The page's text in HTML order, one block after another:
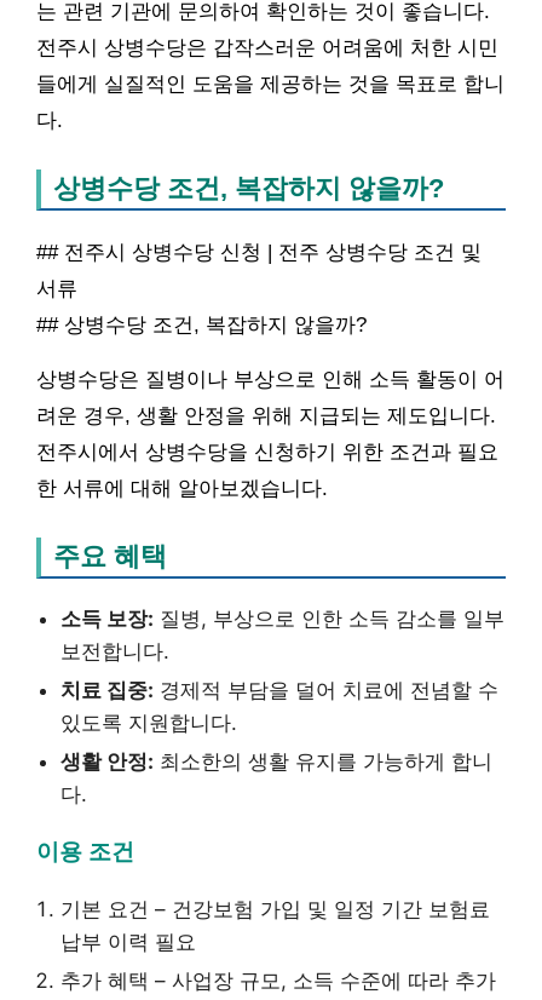
는 관련 기관에 문의하여 확인하는 것이 좋습니다.
전주시 상병수당은 갑작스러운 어려움에 처한 시민
들에게 실질적인 도움을 제공하는 것을 목표로 합니
다.
상병수당 조건, 복잡하지 않을까?
## 전주시 상병수당 신청 | 전주 상병수당 조건 및
서류
## 상병수당 조건, 복잡하지 않을까?
상병수당은 질병이나 부상으로 인해 소득 활동이 어
려운 경우, 생활 안정을 위해 지급되는 제도입니다.
전주시에서 상병수당을 신청하기 위한 조건과 필요
한 서류에 대해 알아보겠습니다.
주요 혜택
소득 보장: 질병, 부상으로 인한 소득 감소를 일부
보전합니다.
치료 집중: 경제적 부담을 덜어 치료에 전념할 수
있도록 지원합니다.
생활 안정: 최소한의 생활 유지를 가능하게 합니
다.
이용 조건
기본 요건 – 건강보험 가입 및 일정 기간 보험료
납부 이력 필요
추가 혜택 – 사업장 규모, 소득 수준에 따라 추가